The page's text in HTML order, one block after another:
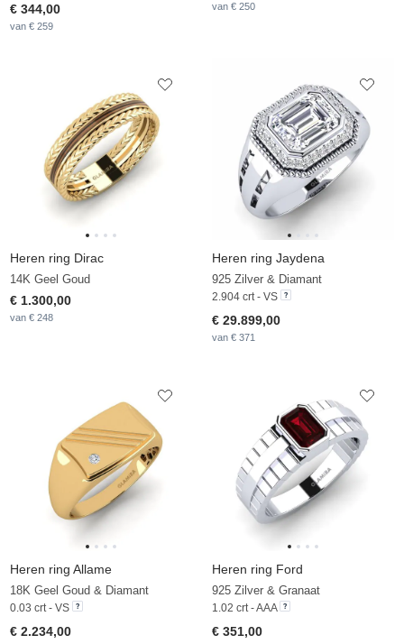
€ 344,00
van € 259
van € 250
Heren ring Dirac
14K Geel Goud
€ 1.300,00
van € 248
Heren ring Jaydena
925 Zilver & Diamant
2.904 crt - VS
€ 29.899,00
van € 371
Heren ring Allame
18K Geel Goud & Diamant
0.03 crt - VS
€ 2.234,00
Heren ring Ford
925 Zilver & Granaat
1.02 crt - AAA
€ 351,00